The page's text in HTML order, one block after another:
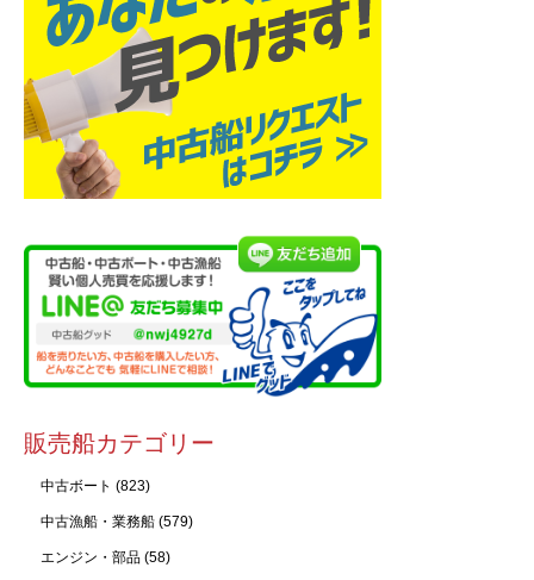
販売船カテゴリー
中古ボート (823)
中古漁船・業務船 (579)
エンジン・部品 (58)